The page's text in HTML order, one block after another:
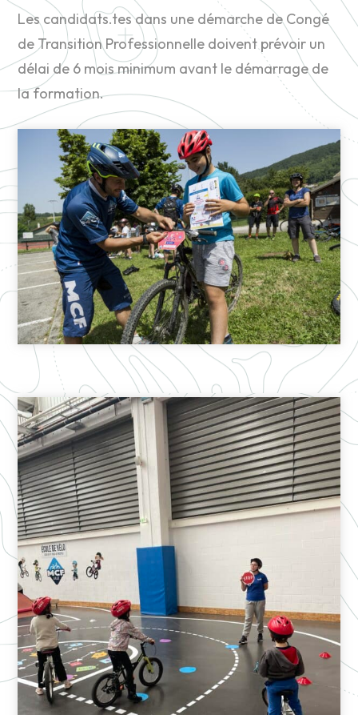
Les candidats.tes dans une démarche de Congé
de Transition Professionnelle doivent prévoir un
délai de 6 mois minimum avant le démarrage de
la formation.